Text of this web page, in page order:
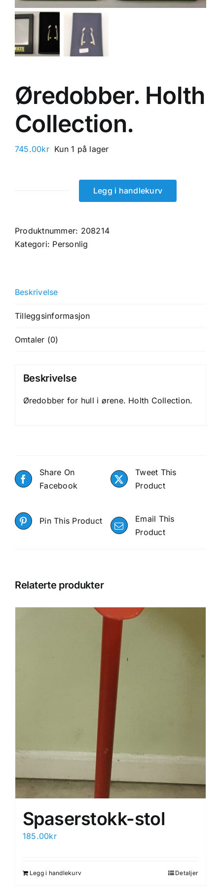
Øredobber. Holth
Collection.
745.00kr Kun 1 på lager
antall
Legg i handlekurv
Produktnummer: 208214
Kategori: Personlig
Beskrivelse
Tilleggsinformasjon
Omtaler (0)
Beskrivelse
Øredobber for hull i ørene. Holth Collection.
Share On
Facebook
Tweet This
Product
Pin This Product
Email This
Product
Relaterte produkter
Spaserstokk-stol
185.00kr
Legg i handlekurv Detaljer